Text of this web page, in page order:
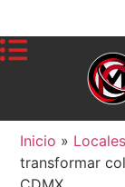
Inicio » Locales
transformar